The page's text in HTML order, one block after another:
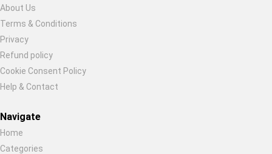
About Us
Terms & Conditions
Privacy
Refund policy
Cookie Consent Policy
Help & Contact
Navigate
Home
Categories